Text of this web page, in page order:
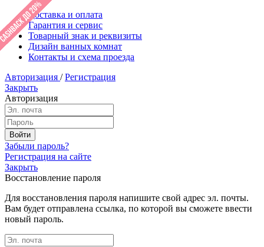
Доставка и оплата
Гарантия и сервис
Товарный знак и реквизиты
Дизайн ванных комнат
Контакты и схема проезда
Авторизация / Регистрация
Закрыть
Авторизация
Забыли пароль?
Регистрация на сайте
Закрыть
Восстановление пароля
Для восстановления пароля напишите свой адрес эл. почты.
Вам будет отправлена ссылка, по которой вы сможете ввести
новый пароль.